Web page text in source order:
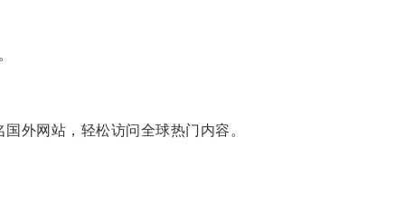
外网站，轻松访问全球热门内容。